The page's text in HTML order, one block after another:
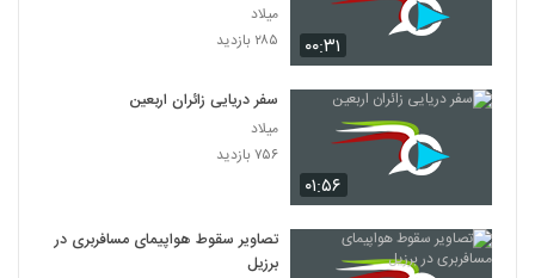
۰۰:۳۱
میلاد
۲۸۵ بازدید
۰۱:۵۶
سفر دریایی زائران اربعین
میلاد
۷۵۶ بازدید
تصاویر سقوط هواپیمای مسافربری در
برزیل